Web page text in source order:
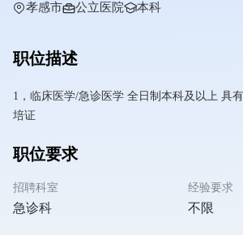
孝感市 公立医院 本科
职位描述
1，临床医学/急诊医学 全日制本科及以上 具
培证
职位要求
招聘科室
急诊科
经验要求
不限